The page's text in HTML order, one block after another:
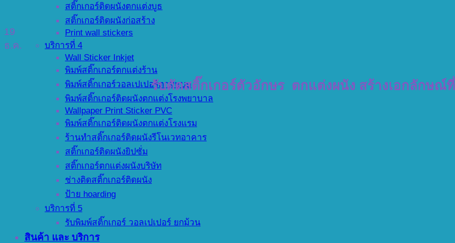
สติ๊กเกอร์ติดผนังตกแต่งบูธ
สติ๊กเกอร์ติดผนังก่อสร้าง
Print wall stickers
บริการที่ 4
Wall Sticker Inkjet
พิมพ์สติ๊กเกอร์ตกแต่งร้าน
พิมพ์สติ๊กเกอร์วอลเปเปอร์ตามแบบ
พิมพ์สติ๊กเกอร์ติดผนังตกแต่งโรงพยาบาล
Wallpaper Print Sticker PVC
พิมพ์สติ๊กเกอร์ติดผนังตกแต่งโรงแรม
ร้านทำสติ๊กเกอร์ติดผนังรีโนเวทอาคาร
สติ๊กเกอร์ติดผนังยิปซั่ม
สติ๊กเกอร์ตกแต่งผนังบริษัท
ช่างติดสติ๊กเกอร์ติดผนัง
ป้าย hoarding
บริการที่ 5
รับพิมพ์สติ๊กเกอร์ วอลเปเปอร์ ยกม้วน
สินค้า และ บริการ
19
ธ.ค.
รับตัดสติ๊กเกอร์ตัวอักษร ตกแต่งผนัง สร้างเอกลักษณ์